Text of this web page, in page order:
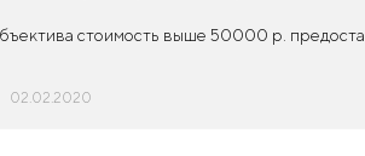
стоимость выше 50000 р.
02.02.2020